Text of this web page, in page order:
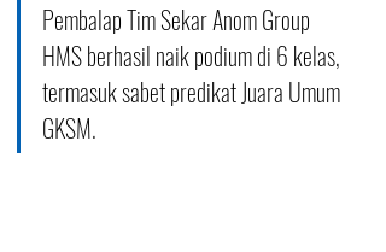
Pembalap Tim Sekar Anom Group
HMS berhasil naik podium di 6 kelas,
termasuk sabet predikat Juara Umum
GKSM.